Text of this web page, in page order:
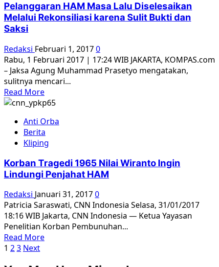
keluarga
korban
HAM
tolak
solusi
nonyudisial
Pelanggaran HAM Masa Lalu Diselesaikan
Melalui Rekonsiliasi karena Sulit Bukti dan
Saksi
Redaksi Februari 1, 20170
Rabu, 1 Februari 2017 | 17:24 WIB JAKARTA, KOMPAS.com
– Jaksa Agung Muhammad Prasetyo mengatakan,
sulitnya mencari...
Read MoreRead
more
Pelanggaran
HAM
Masa
Diselesaikan
Melalui
karena
Sulit
Bukti
dan
Saksi
Anti Orba
Berita
Kliping
Korban Tragedi 1965 Nilai Wiranto Ingin
Lindungi Penjahat HAM
Redaksi Januari 31, 20170
Patricia Saraswati, CNN Indonesia Selasa, 31/01/2017
18:16 WIB Jakarta, CNN Indonesia — Ketua Yayasan
Penelitian Korban Pembunuhan...
Read MoreRead
Paginasi
pos
1 23 Next